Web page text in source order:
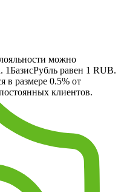
можно
1БазисРубль равен 1 RUB.
в размере 0.5% от
клиентов.